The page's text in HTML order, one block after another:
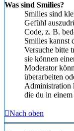
Was sind Smilies?
Smilies sind
Gefühl
Code, z. B.
Smilies kannst
Versuche bitte
sie können
Moderator
überarbeiten
Administration
die du in
Nach oben